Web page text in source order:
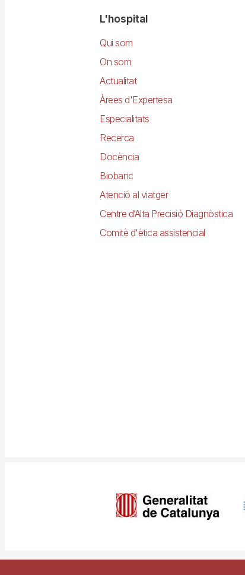
NavegacióL'hospital
Qui som
On som
Actualitat
Àrees d'Expertesa
Especialitats
Recerca
Docència
Biobanc
Atenció al viatger
Centre d’Alta Precisió Diagnòstica
Comitè d'ètica assistencial